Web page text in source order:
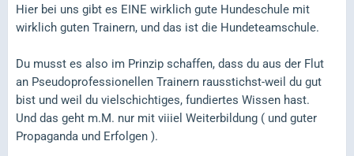
Hier bei uns gibt es EINE wirklich gute Hundeschule mit
wirklich guten Trainern, und das ist die Hundeteamschule.
Du musst es also im Prinzip schaffen, dass du aus der Flut
an Pseudoprofessionellen Trainern rausstichst-weil du gut
bist und weil du vielschichtiges, fundiertes Wissen hast.
Und das geht m.M. nur mit viiiel Weiterbildung ( und guter
Propaganda und Erfolgen ).